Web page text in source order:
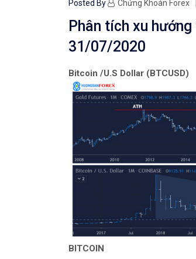
Posted By Chứng Khoán Forex
Phân tích xu
31/07/2020
Bitcoin /U.S Dollar (BTCUSD)
BITCOIN